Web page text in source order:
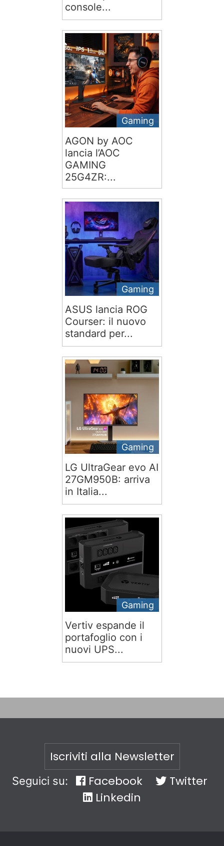
console...
Gaming
AGON by AOC
lancia l’AOC
GAMING
25G4ZR:...
Gaming
ASUS lancia ROG
Courser: il nuovo
standard per...
Gaming
LG UltraGear evo AI
27GM950B: arriva
in Italia...
Gaming
Vertiv espande il
portafoglio con i
nuovi UPS...
Iscriviti alla Newsletter
Seguici su: Facebook
Twitter
Linkedin